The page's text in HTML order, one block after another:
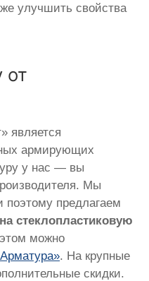
улучшить свойства
от
является
армирующих
у нас — вы
Мы
поэтому предлагаем
стеклопластиковую
можно
. На крупные
скидки.